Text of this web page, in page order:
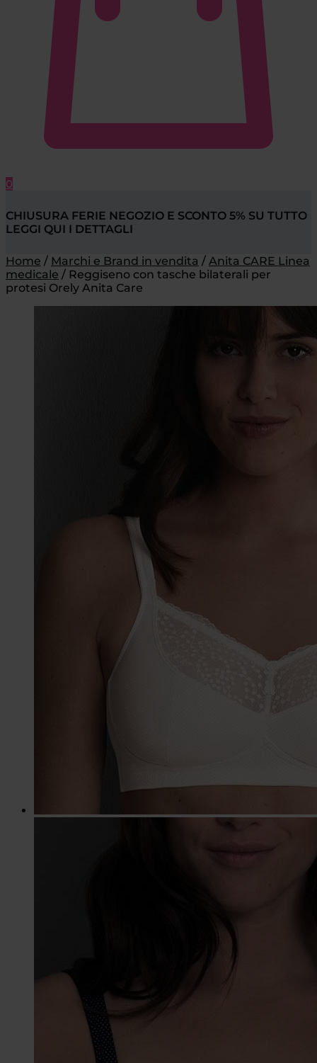
0
CHIUSURA FERIE NEGOZIO E SCONTO 5% SU TUTTO
LEGGI QUI I DETTAGLI
Home / Marchi e Brand in vendita / Anita CARE Linea
medicale / Reggiseno con tasche bilaterali per
protesi Orely Anita Care